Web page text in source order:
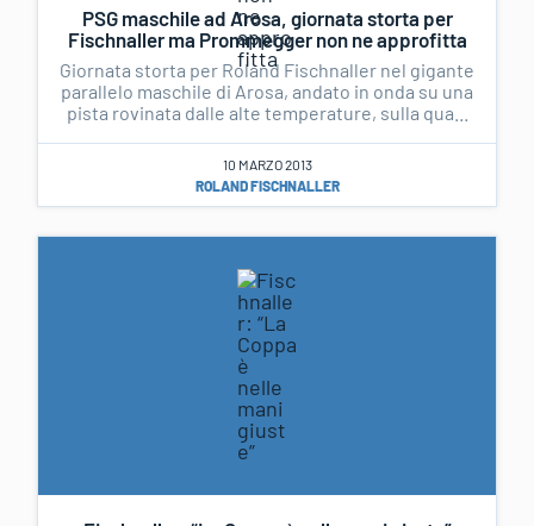
PSG maschile ad Arosa, giornata storta per
Fischnaller ma Prommegger non ne approfitta
Giornata storta per Roland Fischnaller nel gigante
parallelo maschile di Arosa, andato in onda su una
pista rovinata dalle alte temperature, sulla qua...
10 MARZO 2013
ROLAND FISCHNALLER